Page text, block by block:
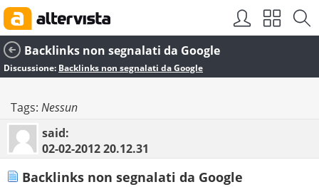
Backlinks non segnalati da Google
Discussione: Backlinks non segnalati da Google
Tags: Nessun
said:
02-02-201220.12.31
Backlinks non segnalati da Google